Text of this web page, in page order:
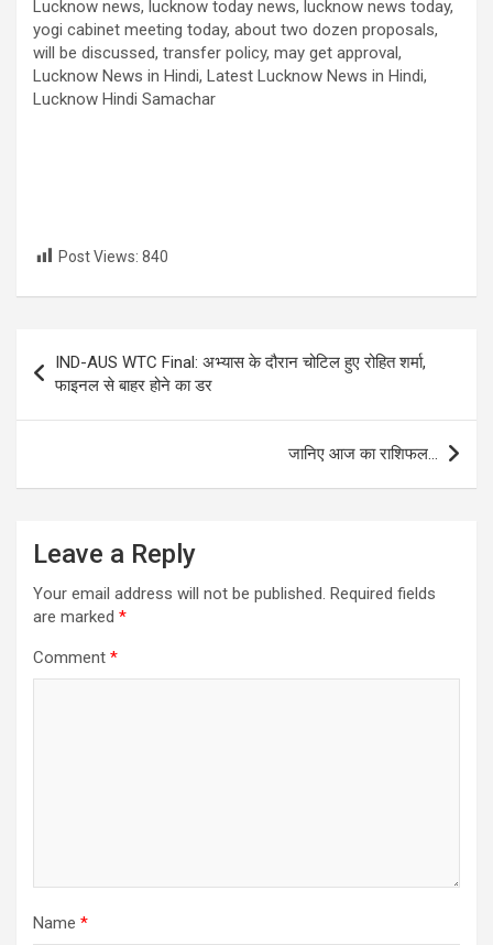
Lucknow news, lucknow today news, lucknow news today,
yogi cabinet meeting today, about two dozen proposals,
will be discussed, transfer policy, may get approval,
Lucknow News in Hindi, Latest Lucknow News in Hindi,
Lucknow Hindi Samachar
Post Views: 840
navigation
IND-AUS WTC Final: अभ्यास के दौरान चोटिल हुए रोहित शर्मा,
फाइनल से बाहर होने का डर
जानिए आज का राशिफल…
Leave a Reply
Your email address will not be published. Required fields
are marked *
Comment *
Name *